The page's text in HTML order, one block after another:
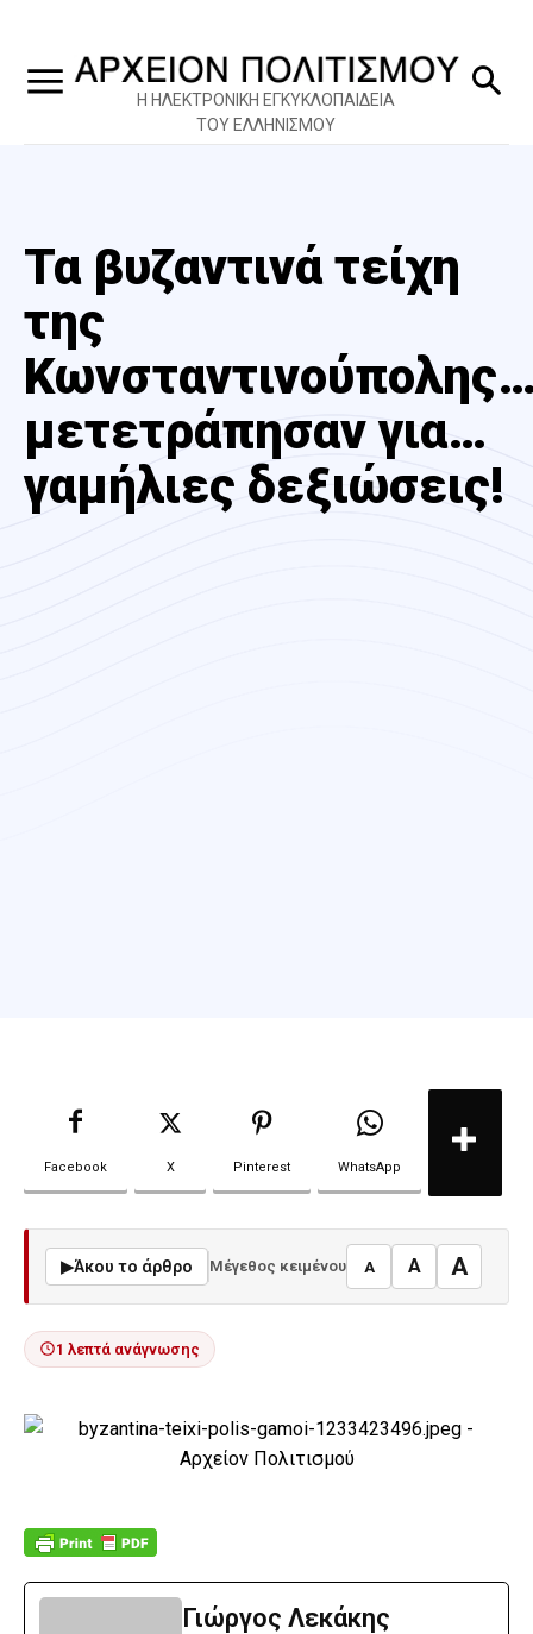
Η ΗΛΕΚΤΡΟΝΙΚΗ ΕΓΚΥΚΛΟΠΑΙΔΕΙΑ
ΤΟΥ ΕΛΛΗΝΙΣΜΟΥ
Τα βυζαντινά τείχη
της
μετετράπησαν για…
γαμήλιες δεξιώσεις!
Facebook X Pinterest WhatsApp
▶Άκου το άρθρο Μέγεθος κειμένου A A A
1 λεπτά ανάγνωσης
Γιώργος Λεκάκης